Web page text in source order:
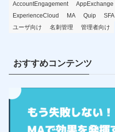
AccountEngagement AppExchange
ExperienceCloud
MA Quip SFA
ユーザ向け
名刺管理 管理者向け
おすすめコンテンツ